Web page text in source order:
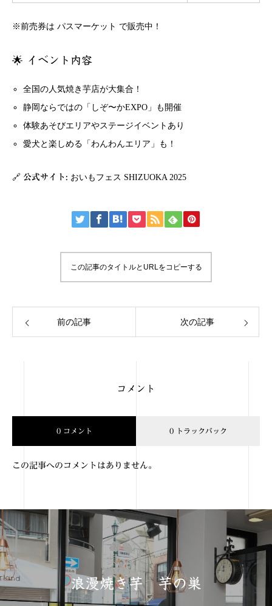
※前売券は パスマーケット で販売中！
🌟 イベント内容
全国の人気焼き芋店が大集合！
静岡ならではの「しぞ〜かEXPO」も開催
体験あそびエリアやステージイベントあり
愛犬と楽しめる「わんわんエリア」も！
🔗 公式サイト: おいもフェス SHIZUOKA 2025
この記事のタイトルとURLをコピーする
前の記事 次の記事
コメント
0 コメント 0 トラックバック
この記事へのコメントはありません。
浪漫焼き芋 芋の巣